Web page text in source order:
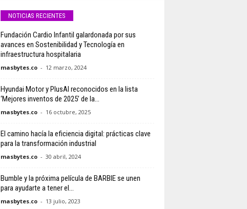
NOTICIAS RECIENTES
Fundación Cardio Infantil galardonada por sus
avances en Sostenibilidad y Tecnología en
infraestructura hospitalaria
masbytes.co - 12 marzo, 2024
Hyundai Motor y PlusAI reconocidos en la lista
‘Mejores inventos de 2025’ de la...
masbytes.co - 16 octubre, 2025
El camino hacía la eficiencia digital: prácticas clave
para la transformación industrial
masbytes.co - 30 abril, 2024
Bumble y la próxima película de BARBIE se unen
para ayudarte a tener el...
masbytes.co - 13 julio, 2023